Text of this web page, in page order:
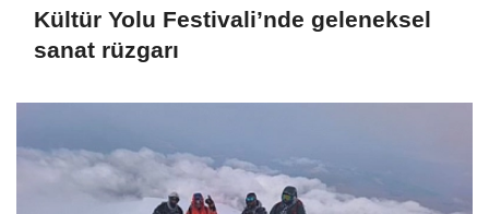
Kültür Yolu Festivali’nde geleneksel
sanat rüzgarı